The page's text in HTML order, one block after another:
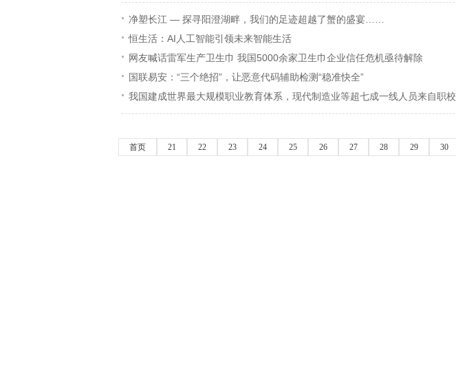
净塑长江 — 探寻阳澄湖畔，我们的足迹超越了蟹的盛宴……
恒生活：AI人工智能引领未来智能生活
网友喊话雷军生产卫生巾 我国5000余家卫生巾企业信任危机亟待解除
国联易安：“三个绝招”，让恶意代码辅助检测“稳准快全”
我国建成世界最大规模职业教育体系，现代制造业等超七成一线人员来自职校
首页 21 22 23 24 25 26 27 28 29 30